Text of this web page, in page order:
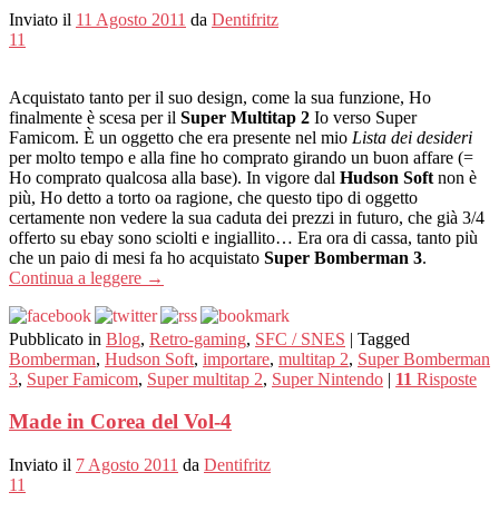
Inviato il 11 Agosto 2011 da Dentifritz
11
Acquistato tanto per il suo design, come la sua funzione, Ho
finalmente è scesa per il Super Multitap 2 Io verso Super
Famicom. È un oggetto che era presente nel mio Lista dei desideri
per molto tempo e alla fine ho comprato girando un buon affare (=
Ho comprato qualcosa alla base). In vigore dal Hudson Soft non è
più, Ho detto a torto oa ragione, che questo tipo di oggetto
certamente non vedere la sua caduta dei prezzi in futuro, che già 3/4
offerto su ebay sono sciolti e ingiallito… Era ora di cassa, tanto più
che un paio di mesi fa ho acquistato Super Bomberman 3.
Continua a leggere →
Pubblicato in Blog, Retro-gaming, SFC / SNES | Tagged
Bomberman, Hudson Soft, importare, multitap 2, Super Bomberman
3, Super Famicom, Super multitap 2, Super Nintendo | 11 Risposte
Made in Corea del Vol-4
Inviato il 7 Agosto 2011 da Dentifritz
11